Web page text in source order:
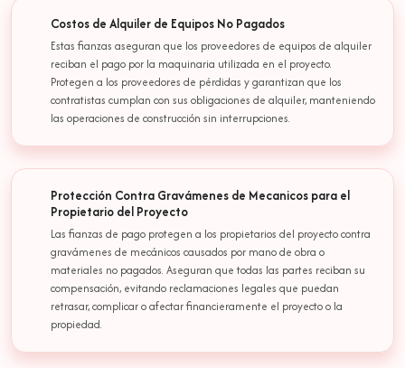
Costos de Alquiler de Equipos No Pagados
Estas fianzas aseguran que los proveedores de equipos de alquiler
reciban el pago por la maquinaria utilizada en el proyecto.
Protegen a los proveedores de pérdidas y garantizan que los
contratistas cumplan con sus obligaciones de alquiler, manteniendo
las operaciones de construcción sin interrupciones.
Protección Contra Gravámenes de Mecanicos para el
Propietario del Proyecto
Las fianzas de pago protegen a los propietarios del proyecto contra
gravámenes de mecánicos causados por mano de obra o
materiales no pagados. Aseguran que todas las partes reciban su
compensación, evitando reclamaciones legales que puedan
retrasar, complicar o afectar financieramente el proyecto o la
propiedad.